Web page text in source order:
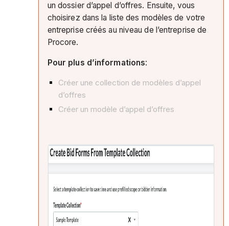
un dossier d’appel d’offres. Ensuite, vous
choisirez dans la liste des modèles de votre
entreprise créés au niveau de l’entreprise de
Procore.
Pour plus d’informations:
Créer une collection de modèles d’appel
d’offres
Créer un modèle d’appel d’offres